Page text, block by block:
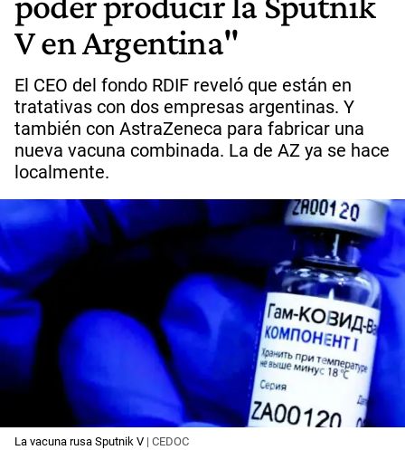
V en Argentina"
El CEO del fondo RDIF reveló que están en
tratativas con dos empresas argentinas. Y
también con AstraZeneca para fabricar una
nueva vacuna combinada. La de AZ ya se hace
localmente.
La vacuna rusa Sputnik V | CEDOC